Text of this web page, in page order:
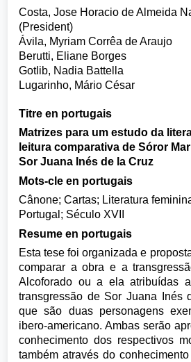
Costa, Jose Horacio de Almeida
(President)
Ávila, Myriam Corrêa de Araujo
Berutti, Eliane Borges
Gotlib, Nadia Battella
Lugarinho, Mário César
Titre en portugais
Matrizes para um estudo da
leitura comparativa de Sóror
Sor Juana Inés de la Cruz
Mots-cle en portugais
Cânone; Cartas; Literatura
Portugal; Século XVII
Resume en portugais
Esta tese foi organizada e
comparar a obra e a
Alcoforado ou a ela atribuídas
transgressão de Sor Juana Inés
que são duas personagens
ibero-americano. Ambas serão
conhecimento dos respectivos
também através do